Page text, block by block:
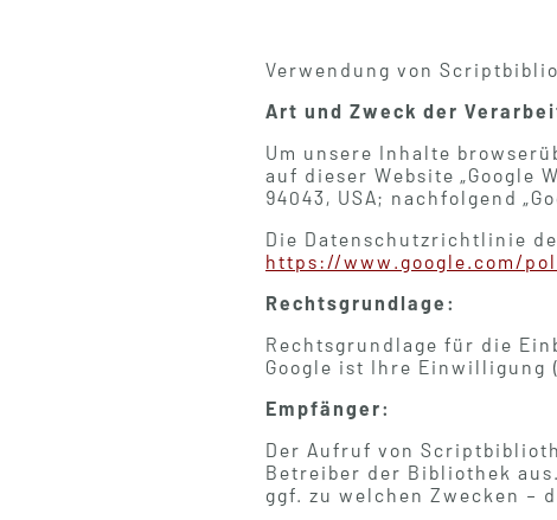
Verwendung von
Art und Zweck der
Um unsere Inhalte
auf dieser Website „Google
94043, USA; nachfolgend
Die Datenschutzrichtlinie
https://www.google.com/
Rechtsgrundlage:
Rechtsgrundlage für die
Google ist Ihre Einwilligung
Empfänger:
Der Aufruf von
Betreiber der Bibliothek
ggf. zu welchen Zwecken –